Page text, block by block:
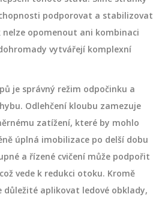
podporovat a stabilizovat
nelze opomenout ani kombinaci
vytvářejí komplexní
je správný režim odpočinku a
Odlehčení kloubu zamezuje
zatížení, které by mohlo
úplná imobilizace po delší dobu
a řízené cvičení může podpořit
vede k redukci otoku. Kromě
důležité aplikovat ledové obklady,